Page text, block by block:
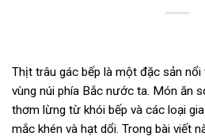
Thịt trâu gác bếp là một đặc sản
vùng núi phía Bắc nước ta. Món ăn
thơm lừng từ khói bếp và các loại
mắc khén và hạt dổi. Trong bài viết